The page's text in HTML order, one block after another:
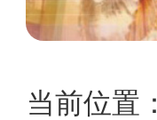
当前位置：